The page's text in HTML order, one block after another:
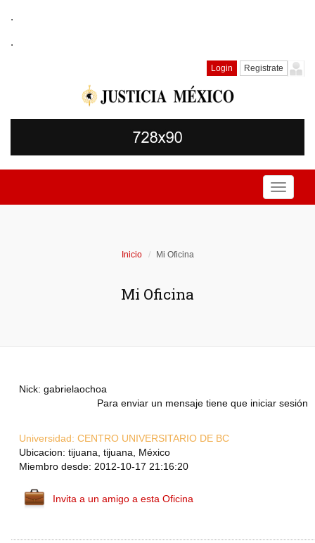
.
.
Login Registrate
Toggle
Inicio Mi Oficina
Mi Oficina
Nick: gabrielaochoa
Para enviar un mensaje tiene que iniciar sesión
Universidad: CENTRO UNIVERSITARIO DE BC
Ubicacion: tijuana, tijuana, México
Miembro desde: 2012-10-17 21:16:20
Invita a un amigo a esta Oficina